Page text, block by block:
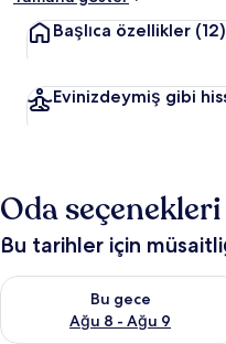
Başlıca özellikler (12)
Evinizdeymiş gibi
Oda seçenekleri
Bu tarihler için
Bu gece
Ağu 8 - Ağu 9
Bu gece için müsaitliği